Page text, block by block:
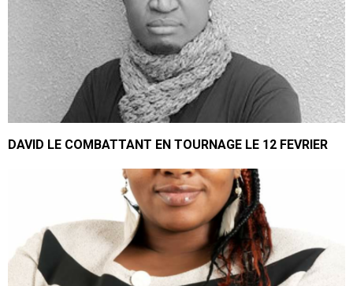
DAVID LE COMBATTANT EN TOURNAGE LE 12 FEVRIER